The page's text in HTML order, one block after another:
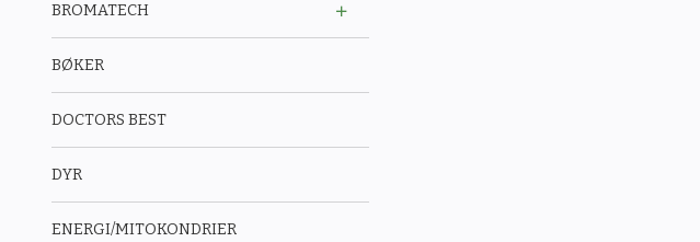
BROMATECH
BØKER
DOCTORS BEST
DYR
ENERGI/MITOKONDRIER